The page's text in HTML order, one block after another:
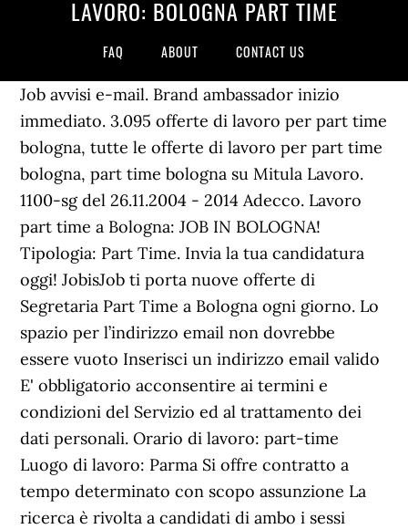
LAVORO: BOLOGNA PART TIME
FAQ ABOUT CONTACT US
Job avvisi e-mail. Brand ambassador inizio
immediato. 3.095 offerte di lavoro per part time
bologna, tutte le offerte di lavoro per part time
bologna, part time bologna su Mitula Lavoro.
1100-sg del 26.11.2004 - 2014 Adecco. Lavoro
part time a Bologna: JOB IN BOLOGNA!
Tipologia: Part Time. Invia la tua candidatura
oggi! JobisJob ti porta nuove offerte di
Segretaria Part Time a Bologna ogni giorno. Lo
spazio per l’indirizzo email non dovrebbe
essere vuoto Inserisci un indirizzo email valido
E' obbligatorio acconsentire ai termini e
condizioni del Servizio ed al trattamento dei
dati personali. Orario di lavoro: part-time
Luogo di lavoro: Parma Si offre contratto a
tempo determinato con scopo assunzione La
ricerca è rivolta a candidati di ambo i sessi